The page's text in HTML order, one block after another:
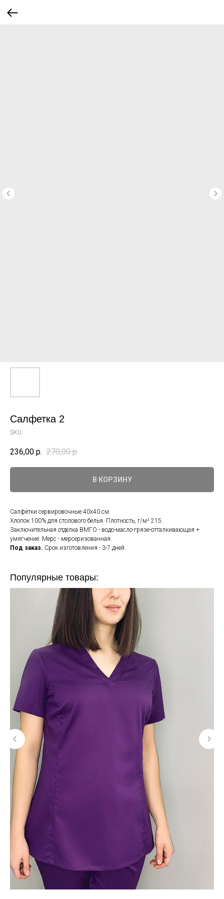
Салфетка 2
SKU:
236,00 р. 270,00 р.
В КОРЗИНУ
Салфетки сервировочные 40х40 см.
Хлопок 100% для столового белья. Плотность, г/м² 215.
Заключительная отделка ВМГО - водо-масло-грязе-отталкивающая +
умягчение. Мерс - мерсеризованная.
Под заказ. Срок изготовления - 3-7 дней.
Популярные товары: